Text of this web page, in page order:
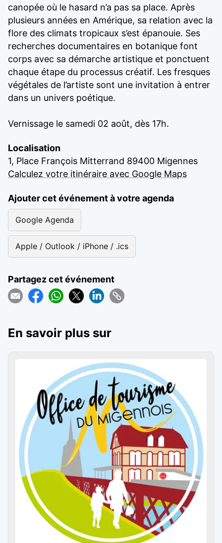
canopée où le hasard n’a pas sa place. Après
plusieurs années en Amérique, sa relation avec la
flore des climats tropicaux s’est épanouie. Ses
recherches documentaires en botanique font
corps avec sa démarche artistique et ponctuent
chaque étape du processus créatif. Les fresques
végétales de l’artiste sont une invitation à entrer
dans un univers poétique.
Vernissage le samedi 02 août, dès 17h.
Localisation
1, Place François Mitterrand 89400 Migennes
Calculez votre itinéraire avec Google Maps
Ajouter cet événement à votre agenda
Google Agenda
Apple / Outlook / iPhone / .ics
Partagez cet événement
En savoir plus sur